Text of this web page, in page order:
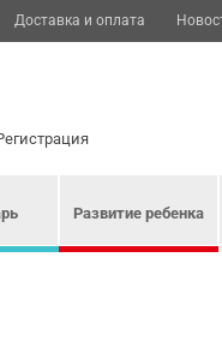
Доставка и оплата
Развитие ребенка